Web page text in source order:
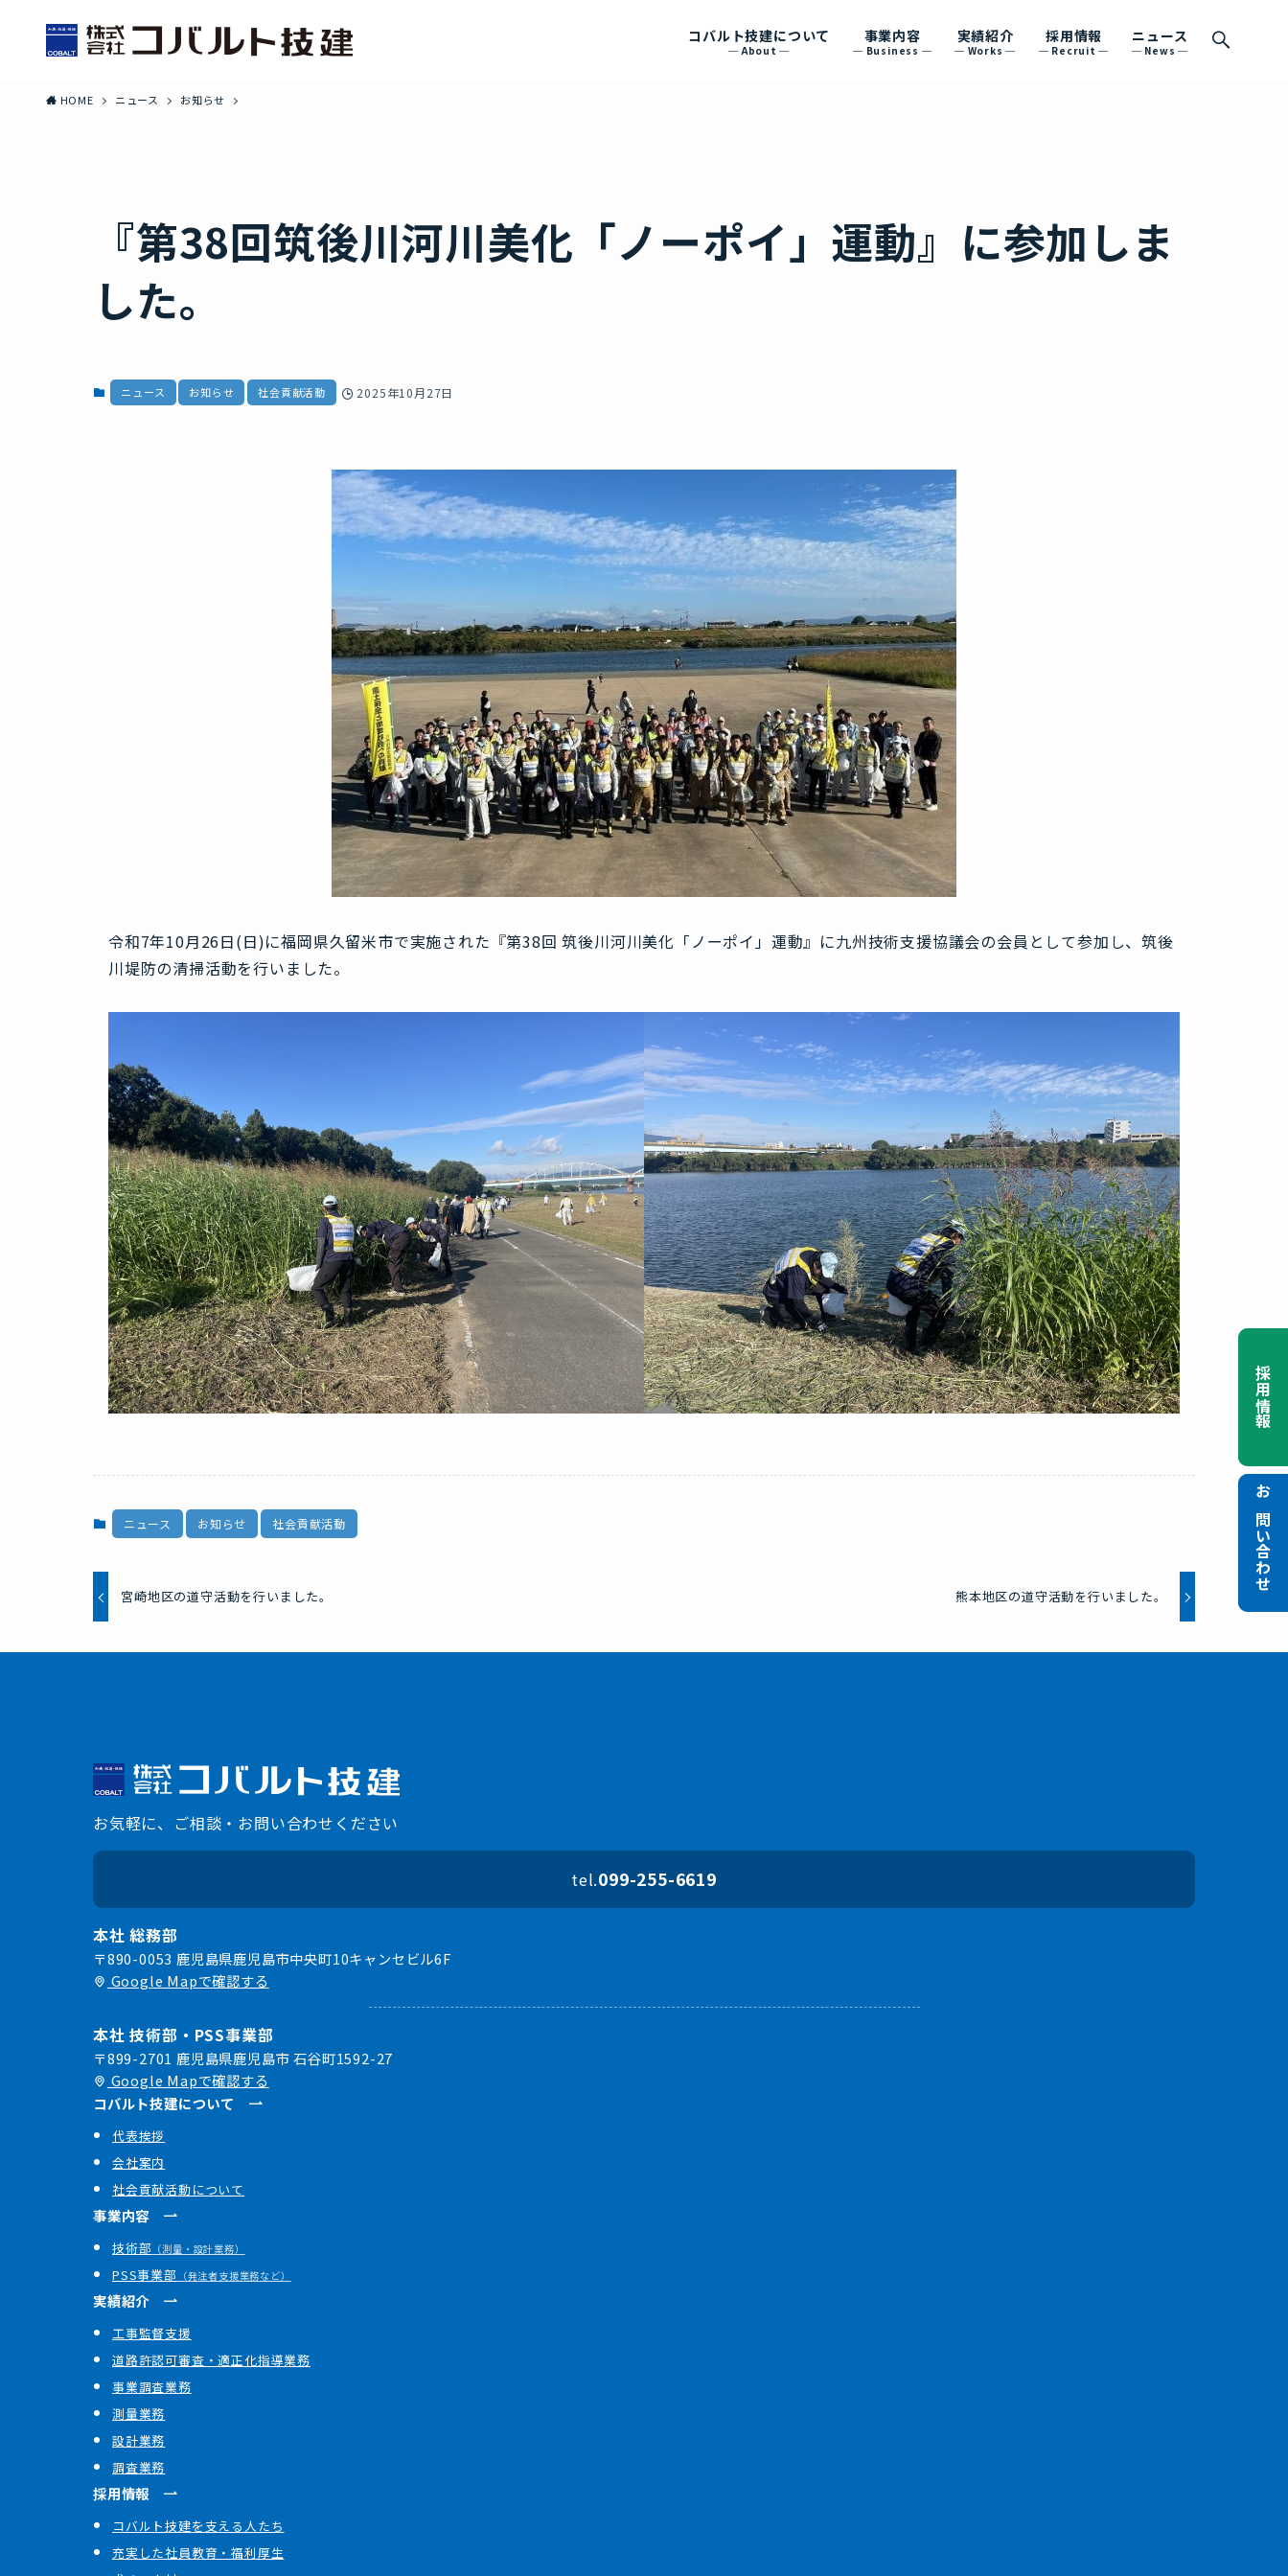
コバルト技建について
About
事業内容
Business
実績紹介
Works
採用情報
Recruit
ニュース
News
HOME ニュース お知らせ
『第38回筑後川河川美化「ノーポイ」運動』に参加しま
した。
ニュース お知らせ 社会貢献活動 2025年10月27日
採用情報
お問い合わせ
令和7年10月26日(日)に福岡県久留米市で実施された『第38回 筑後川河川美化「ノーポイ」運動』に九州技術支援協議会の会員として参加し、筑後
川堤防の清掃活動を行いました。
ニュース お知らせ 社会貢献活動
宮崎地区の道守活動を行いました。 熊本地区の道守活動を行いました。
採用情報
お問い合わせ
お気軽に、ご相談・お問い合わせください
tel.099-255-6619
本社 総務部
〒890-0053 鹿児島県鹿児島市中央町10キャンセビル6F
Google Mapで確認する
本社 技術部・PSS事業部
〒899-2701 鹿児島県鹿児島市 石谷町1592-27
Google Mapで確認する
コバルト技建について
代表挨拶
会社案内
社会貢献活動について
事業内容
技術部 （測量・設計業務）
PSS事業部 （発注者支援業務など）
実績紹介
工事監督支援
道路許認可審査・適正化指導業務
事業調査業務
測量業務
設計業務
調査業務
採用情報
コバルト技建を支える人たち
充実した社員教育・福利厚生